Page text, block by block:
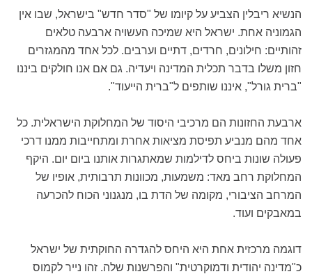
הנשיא ריבלין הצביע על קיומו של "סדר חדש" בישראל, שבו אין
הגמוניה אחת. ישראל היא שמיכה העשויה ארבעה טלאים
זהותיים: חילונים, חרדים, דתיים וערבים. לכל אחד מהמגזרים
חזון משלו בדבר תכלית המדינה ויעדיה. גם אם אנו חולקים ביננו
"ברית גורל", איננו שותפים ל"ברית הייעוד".
ארבעת החזונות הם מרכיבי היסוד של המחלוקת הישראלית. כל
אחד מהם מנביע תפיסת מציאות אחרת ומתחייבות ממנו דרכי
פעולה שונות ביחס לדילמות שמאתגרות אותנו ביום יום. היקף
המחלוקת רחב מאד: משמעות, מכוונות תרבותית, אופיו של
המרחב הציבורי, מקומה של הדת בו, מנגנוני הכוח להכרעה
במאבקים ועוד.
דוגמה מרכזית אחת היא היחס להגדרה החוקתית של ישראל
כ"מדינה יהודית ודמוקרטית" והפרשנות שלה. זהו נייר לקמוס